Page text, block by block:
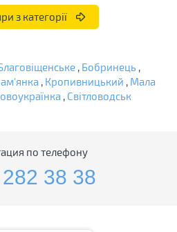
з категорії
, Бобринець ,
, Кропивницький , Мала
, Світловодськ
по телефону
38 38